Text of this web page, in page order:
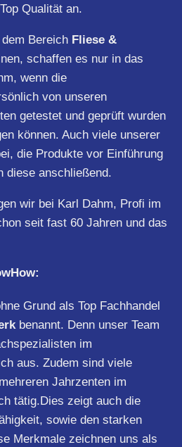
Qualität an.
Bereich Fliese &
schaffen es nur in das
wenn die
von unseren
getestet und geprüft wurden
können. Auch viele unserer
die Produkte vor Einführung
diese anschließend.
wir bei Karl Dahm, Profi im
seit fast 60 Jahren und das
Grund als Top Fachhandel
benannt. Denn unser Team
im
aus. Zudem sind viele
Jahrzenten im
tätig.Dies zeigt auch die
sowie den starken
Merkmale zeichnen uns als